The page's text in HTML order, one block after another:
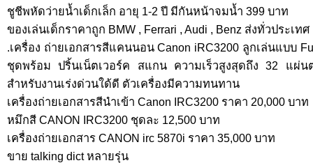
ชูชีพหัดว่ายน้ำเด็กเล็ก อายุ 1-2 ปี มีกันหน้าจมน้ำ 399 บาท
ของเล่นเด็กราคาถูก BMW , Ferrari , Audi , Benz ส่งทั่วประเทศ
.เครื่อง ถ่ายเอกสารสีแคนนอน Canon iRC3200 ลูกเล่นแบบ
ชุดพร้อม ปริ้นเน็ตเวอร์ค สแกน ความเร็วสูงสุดถึง 32 แผ่น
สำหรับงานเร่งด่วนใด้ดี ตัวเครื่องมีความทนทาน
เครื่องถ่ายเอกสารสีนำเข้า Canon IRC3200 ราคา 20,000 บาท
หมึกสี CANON IRC3200 ชุดละ 12,500 บาท
เครื่องถ่ายเอกสาร CANON irc 5870i ราคา 35,000 บาท
ขาย talking dict หลายรุ่น